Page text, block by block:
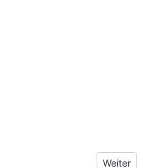
Nächster
Weiter